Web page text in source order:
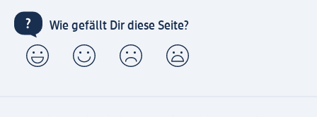
Wie gefällt Dir diese Seite?